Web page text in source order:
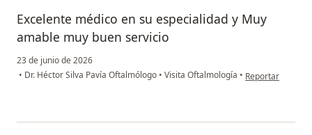
Excelente médico en su especialidad y Muy
amable muy buen servicio
23 de junio de 2026
• Dr. Héctor Silva Pavía Oftalmólogo • Visita Oftalmología • en opinión del
Reportar